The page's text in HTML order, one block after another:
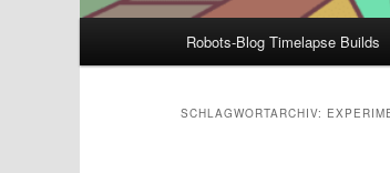
Robots-Blog Timelapse Builds
SCHLAGWORTARCHIV: